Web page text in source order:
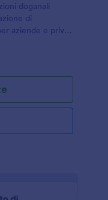
doganali
di
aziende e privati